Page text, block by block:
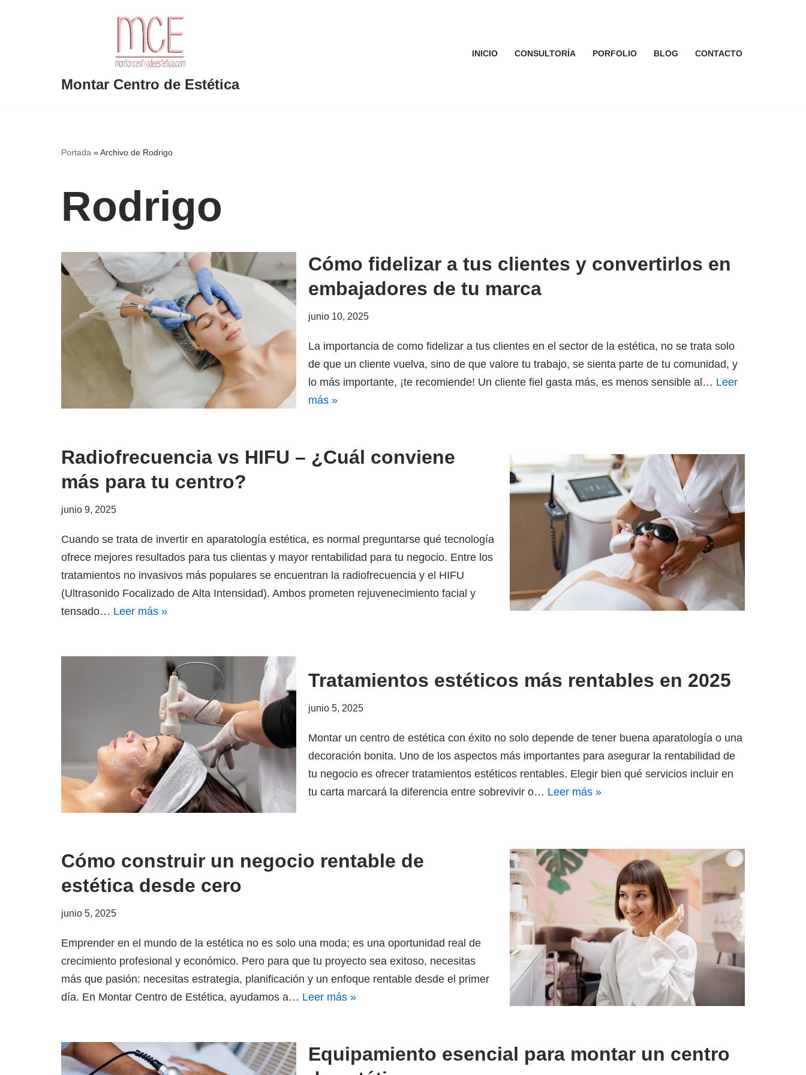
Montar Centro de Estética
INICIO CONSULTORÍA PORFOLIO BLOG CONTACTO
Portada »Archivo de Rodrigo
Rodrigo
Cómo fidelizar a tus clientes y convertirlos en
embajadores de tu marca
junio 10, 2025
La importancia de como fidelizar a tus clientes en el sector de la estética, no se trata solo
de que un cliente vuelva, sino de que valore tu trabajo, se sienta parte de tu comunidad, y
lo más importante, ¡te recomiende! Un cliente fiel gasta más, es menos sensible al… Leer
más »
Radiofrecuencia vs HIFU – ¿Cuál conviene
más para tu centro?
junio 9, 2025
Cuando se trata de invertir en aparatología estética, es normal preguntarse qué tecnología
ofrece mejores resultados para tus clientas y mayor rentabilidad para tu negocio. Entre los
tratamientos no invasivos más populares se encuentran la radiofrecuencia y el HIFU
(Ultrasonido Focalizado de Alta Intensidad). Ambos prometen rejuvenecimiento facial y
tensado… Leer más »
Tratamientos estéticos más rentables en 2025
junio 5, 2025
Montar un centro de estética con éxito no solo depende de tener buena aparatología o una
decoración bonita. Uno de los aspectos más importantes para asegurar la rentabilidad de
tu negocio es ofrecer tratamientos estéticos rentables. Elegir bien qué servicios incluir en
tu carta marcará la diferencia entre sobrevivir o… Leer más »
Cómo construir un negocio rentable de
estética desde cero
junio 5, 2025
Emprender en el mundo de la estética no es solo una moda; es una oportunidad real de
crecimiento profesional y económico. Pero para que tu proyecto sea exitoso, necesitas
más que pasión: necesitas estrategia, planificación y un enfoque rentable desde el primer
día. En Montar Centro de Estética, ayudamos a… Leer más »
Equipamiento esencial para montar un centro